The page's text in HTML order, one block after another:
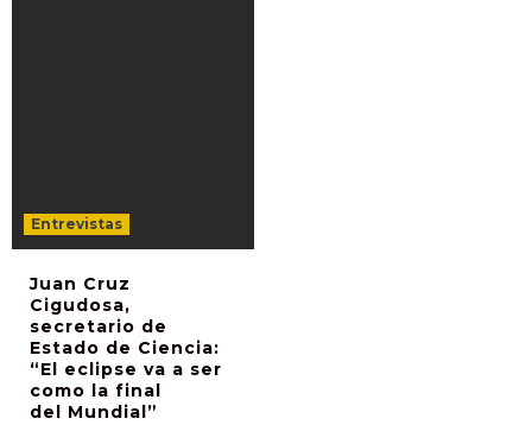
Entrevistas
Juan Cruz
Cigudosa,
secretario de
Estado de Ciencia:
“El eclipse va a ser
como la final
del Mundial”